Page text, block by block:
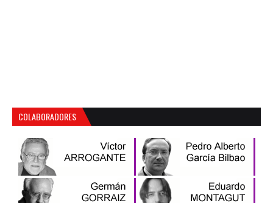
COLABORADORES